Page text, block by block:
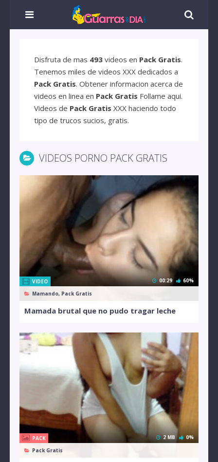
Disfruta de mas 493 videos en Pack Gratis.
Tenemos miles de videos XXX dedicados a
Pack Gratis. Obtener informacion acerca de
videos en linea en Pack Gratis Follame aqui.
Videos de Pack Gratis XXX haciendo todo
tipo de trucos sucios, gratis.
VIDEOS PORNO PACK GRATIS
VIDEO
Mamando, Pack Gratis
00:29 60%
Mamada brutal que no pudo tragar leche
PACK
Pack Gratis
2 MB 0%